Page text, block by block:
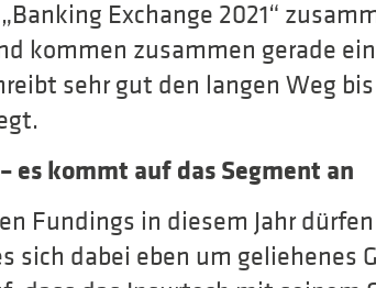
Exchange 2021“
kommen zusammen gerade
sehr gut den langen Weg
es kommt auf das Segment an
Fundings in diesem Jahr
sich dabei eben um geliehenes